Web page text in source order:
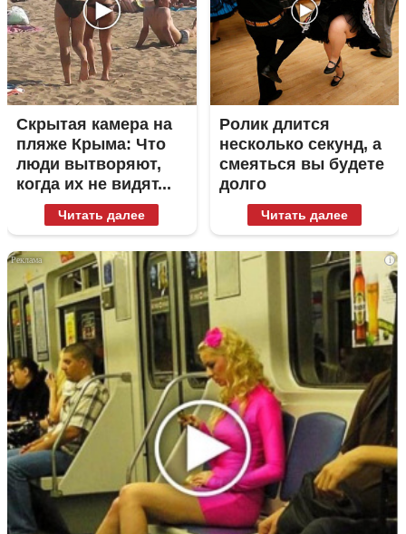
Скрытая камера на
пляже Крыма: Что
люди вытворяют,
когда их не видят...
Читать далее
Ролик длится
несколько секунд, а
смеяться вы будете
долго
Читать далее
i